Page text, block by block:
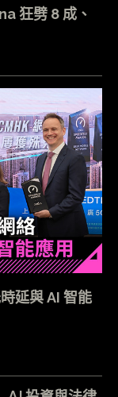
狂劈 8 成、
延與 AI 智能